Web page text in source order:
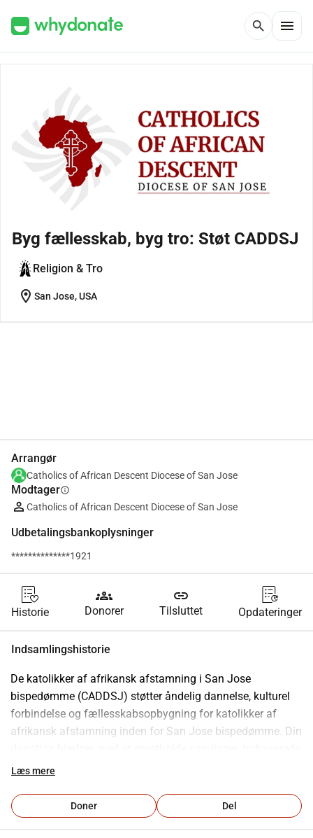
search menu
Byg fællesskab, byg tro: Støt CADDSJ
Religion & Tro
location_on San Jose, USA
Arrangør
Catholics of African Descent Diocese of San Jose
Modtagerinfo
Catholics of African Descent Diocese of San Jose
Udbetalingsbankoplysninger
**************1921
Historie
groups
Donorer
link
Tilsluttet Opdateringer
Indsamlingshistorie
De katolikker af afrikansk afstamning i San Jose
bispedømme (CADDSJ) støtter åndelig dannelse, kulturel
forbindelse og fællesskabsopbygning for katolikker af
afrikansk afstamning inden for San Jose bispedømme. Din
programmer og outreach, der fremmer tilhørsforhold,
menighedsfællesskaber. Bidrag finansierer kerneaktiviteter
såsom liturgiske fejring, fællesskabsarrangementer,
Læs mere
Doner Del